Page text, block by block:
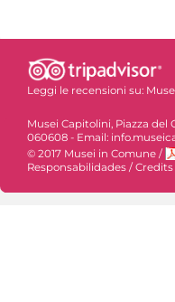
Leggi le recensioni su:
Musei Capitolini, Piazza del
060608 - Email:
© 2017 Musei in Comune /
Responsabilidades /Credits